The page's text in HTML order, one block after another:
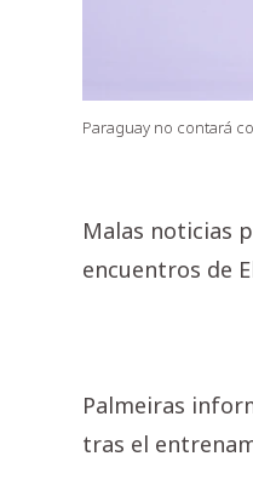
Paraguay no contará
Malas noticias
encuentros de
Palmeiras
tras el